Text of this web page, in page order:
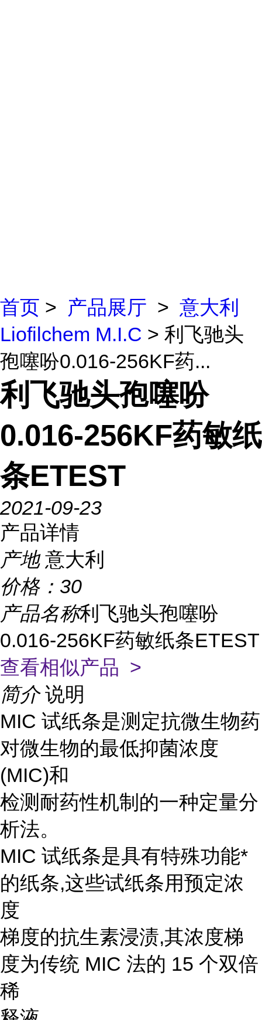
首页 > 产品展厅 > 意大利
Liofilchem M.I.C > 利飞驰头
孢噻吩0.016-256KF药...
利飞驰头孢噻吩
0.016-256KF药敏纸
条ETEST
2021-09-23
产品详情
产地 意大利
价格： 30
产品名称利飞驰头孢噻吩
0.016-256KF药敏纸条ETEST
查看相似产品 >
简介 说明
MIC 试纸条是测定抗微生物药
对微生物的最低抑菌浓度
(MIC)和
检测耐药性机制的一种定量分
析法。
MIC 试纸条是具有特殊功能*
的纸条,这些试纸条用预定浓
度
梯度的抗生素浸渍,其浓度梯
度为传统 MIC 法的 15 个双倍
稀